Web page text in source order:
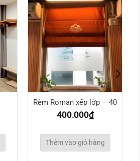
Rèm Roman xếp lớp – 40
400.000₫
Thêm vào giỏ hàng